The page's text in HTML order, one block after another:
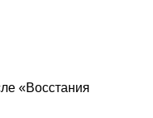
«Восстания